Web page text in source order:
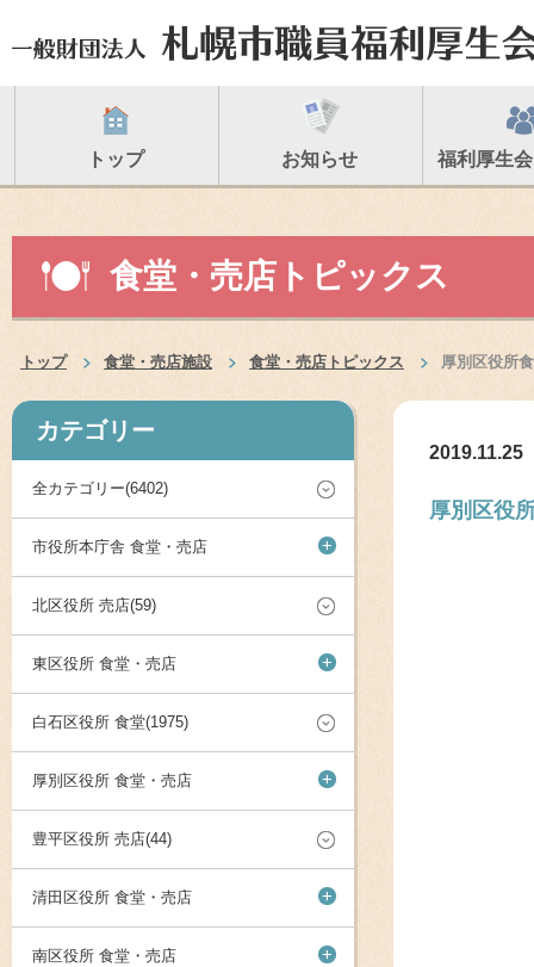
トップ お知らせ 福利厚生
食堂・売店トピックス
トップ 食堂・売店施設 食堂・売店トピックス 厚別区役所
カテゴリー
全カテゴリー(6402)
市役所本庁舎 食堂・売店 +
北区役所 売店(59)
東区役所 食堂・売店 +
白石区役所 食堂(1975)
厚別区役所 食堂・売店 +
豊平区役所 売店(44)
清田区役所 食堂・売店 +
南区役所 食堂・売店 +
2019.11.25
厚別区役